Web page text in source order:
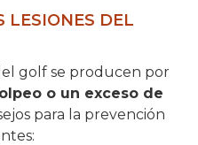
LESIONES DEL
golf se producen por
o un exceso de
para la prevención